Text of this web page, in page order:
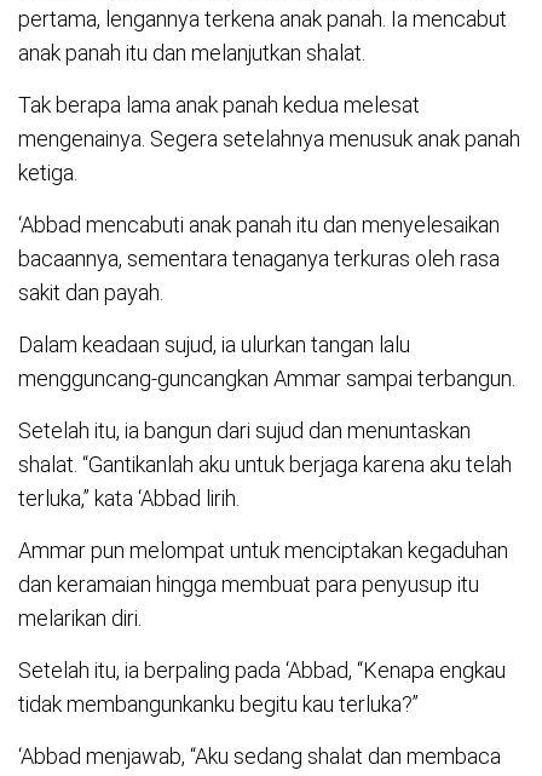
pertama, lengannya terkena anak panah. Ia mencabut
anak panah itu dan melanjutkan shalat.
Tak berapa lama anak panah kedua melesat
mengenainya. Segera setelahnya menusuk anak panah
ketiga.
‘Abbad mencabuti anak panah itu dan menyelesaikan
bacaannya, sementara tenaganya terkuras oleh rasa
sakit dan payah.
Dalam keadaan sujud, ia ulurkan tangan lalu
mengguncang-guncangkan Ammar sampai terbangun.
Setelah itu, ia bangun dari sujud dan menuntaskan
shalat. “Gantikanlah aku untuk berjaga karena aku telah
terluka,” kata ‘Abbad lirih.
Ammar pun melompat untuk menciptakan kegaduhan
dan keramaian hingga membuat para penyusup itu
melarikan diri.
Setelah itu, ia berpaling pada ‘Abbad, “Kenapa engkau
tidak membangunkanku begitu kau terluka?”
‘Abbad menjawab, “Aku sedang shalat dan membaca